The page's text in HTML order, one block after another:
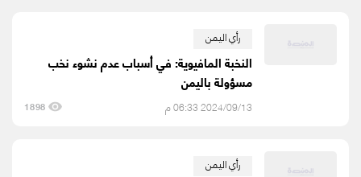
رأي اليمن
النخبة المافيوية: في أسباب عدم نشوء نخب
مسؤولة باليمن
2024/09/13 06:33 م 1898
رأي اليمن